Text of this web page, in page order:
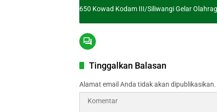
650 Kowad Kodam III/Siliwangi Gelar
Tinggalkan Balasan
Alamat email Anda tidak akan dipublikasikan.